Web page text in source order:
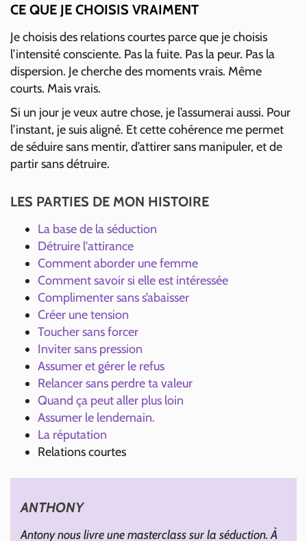
CE QUE JE CHOISIS VRAIMENT
Je choisis des relations courtes parce que je choisis
l’intensité consciente. Pas la fuite. Pas la peur. Pas la
dispersion. Je cherche des moments vrais. Même
courts. Mais vrais.
Si un jour je veux autre chose, je l’assumerai aussi. Pour
l’instant, je suis aligné. Et cette cohérence me permet
de séduire sans mentir, d’attirer sans manipuler, et de
partir sans détruire.
LES PARTIES DE MON HISTOIRE
La base de la séduction
Détruire l'attirance
Comment aborder une femme
Comment savoir si elle est intéressée
Complimenter sans s’abaisser
Créer une tension
Toucher sans forcer
Inviter sans pression
Assumer et gérer le refus
Relancer sans perdre ta valeur
Quand ça peut aller plus loin
Assumer le lendemain.
La réputation
Relations courtes
ANTHONY
Antony nous livre une masterclass sur la séduction. À